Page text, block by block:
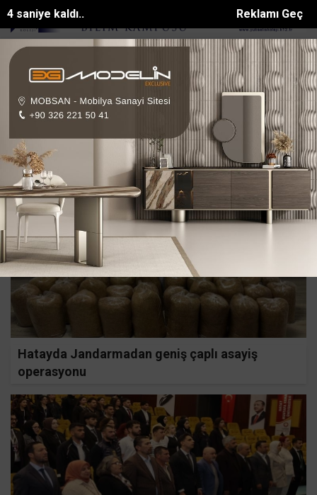
Reklamı Geç
4 saniye kaldı..
Apartmanda yangın
Toz Bulutu Haberleri
Hatayda Jandarmadan geniş çaplı asayiş
operasyonu